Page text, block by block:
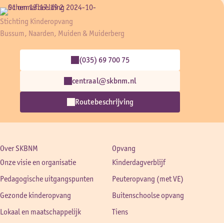
Stichting Kinderopvang
Bussum, Naarden, Muiden & Muiderberg
(035) 69 700 75
centraal@skbnm.nl
Routebeschrijving
Over SKBNM
Onze visie en organisatie
Pedagogische uitgangspunten
Gezonde kinderopvang
Lokaal en maatschappelijk
Opvang
Kinderdagverblijf
Peuteropvang (met VE)
Buitenschoolse opvang
Tiens